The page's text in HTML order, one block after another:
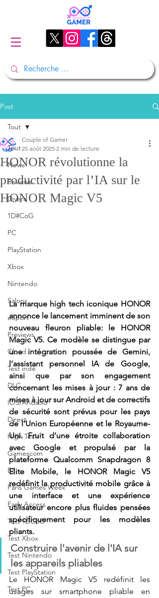
Post
Tout
News
Reviews
Divers
1D#CoG
PC
PlayStation
Xbox
Nintendo
Salons
eSport
Previews
Cloud
Test indé
DLC
IOS/Android
Direct
High Tech
Gamescom
E3
Paris Games Week
Early Access
Test 1DCoG
Test Xbox
Test Nintendo
Test PlayStation
Test PC
Tout
HONOR révolutionne la
productivité par l’IA sur le
HONOR Magic V5
Couple of Gamer
25 août 2025 2 min de lecture
La marque high tech iconique HONOR
annonce le lancement imminent de son
nouveau fleuron pliable: le HONOR
Magic V5. Ce modèle se distingue par
une intégration poussée de Gemini,
l’assistant personnel IA de Google,
ainsi que par son engagement
concernant les mises à jour : 7 ans de
mises à jour sur Android et de correctifs
de sécurité sont prévus pour les pays
de l’Union Européenne et le Royaume-
Uni. Fruit d’une étroite collaboration
avec Google et propulsé par la
plateforme Qualcomm Snapdragon 8
Elite Mobile, le HONOR Magic V5
redéfinit la productivité mobile grâce à
une interface et une expérience
utilisateur encore plus fluides pensées
spécifiquement pour les modèles
pliants.
Construire l'avenir de l'IA sur
les appareils pliables
Le HONOR Magic V5 redéfinit les
usages sur smartphone pliable en